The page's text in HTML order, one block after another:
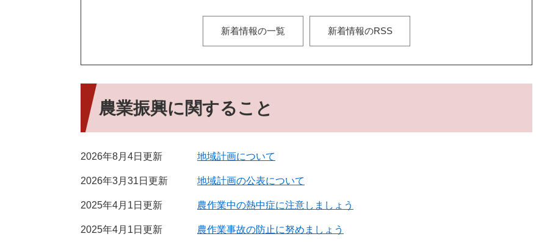
新着情報の一覧 新着情報のRSS
農業振興に関すること
2026年8月4日更新 地域計画について
2026年3月31日更新 地域計画の公表について
2025年4月1日更新 農作業中の熱中症に注意しましょう
2025年4月1日更新 農作業事故の防止に努めましょう